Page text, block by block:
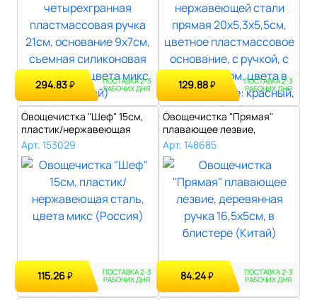
294.83₽ ПОСТАВКА 2-3
РАБОЧИХ ДНЯ 129.88₽ ПОСТАВКА 2-3
РАБОЧИХ ДНЯ
Овощечистка "Шеф" 15см,
пластик/нержавеющая
сталь, цвет..
Арт. 153029
115.26₽ ПОСТАВКА 2-3
РАБОЧИХ ДНЯ
Овощечистка "Прямая"
плавающее лезвие,
деревянная ручка..
Арт. 148685
84.24₽ ПОСТАВКА 2-3
РАБОЧИХ ДНЯ